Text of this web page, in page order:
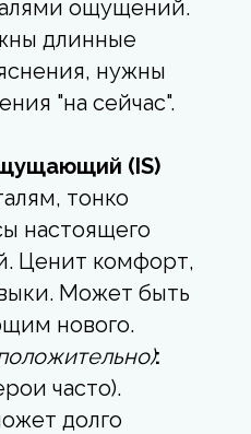
ощущений.
длинные
нужны
"на сейчас".
(IS)
тонко
настоящего
Ценит комфорт,
Может быть
нового.
:
часто).
долго